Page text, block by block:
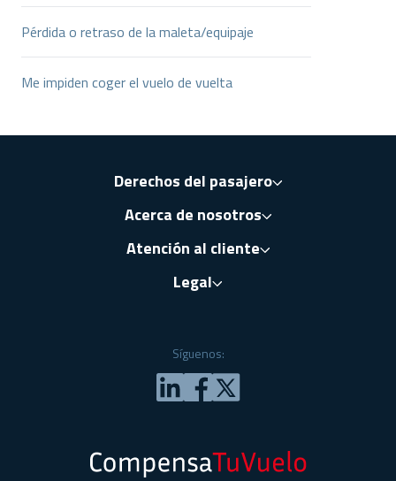
Pérdida o retraso de la maleta/equipaje
Me impiden coger el vuelo de vuelta
Derechos del pasajero
Acerca de nosotros
Atención al cliente
Legal
Síguenos: